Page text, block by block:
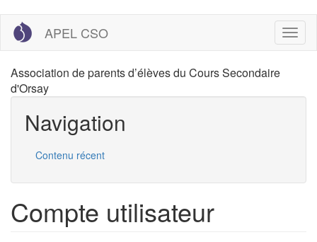
contenu
APEL CSO
Association de parents d’élèves du Cours Secondaire
d'Orsay
Navigation
Contenu récent
Compte utilisateur